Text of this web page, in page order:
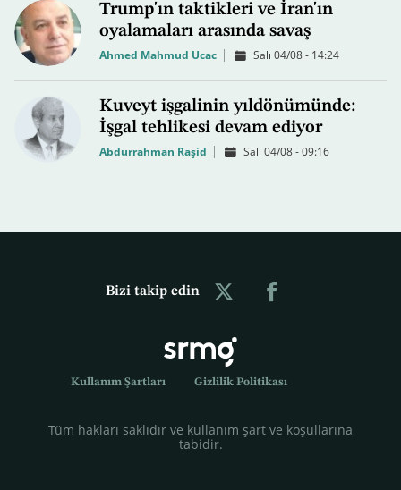
Trump'ın taktikleri ve İran'ın
oyalamaları arasında savaş
Ahmed Mahmud Ucac Salı 04/08 - 14:24
Kuveyt işgalinin yıldönümünde:
İşgal tehlikesi devam ediyor
Abdurrahman Raşid Salı 04/08 - 09:16
Bizi takip edin
Kullanım Şartları Gizlilik Politikası
Tüm hakları saklıdır ve kullanım şart ve koşullarına
tabidir.